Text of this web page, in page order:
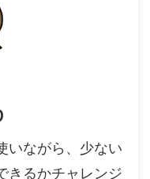
いながら、少ない
きるかチャレンジ